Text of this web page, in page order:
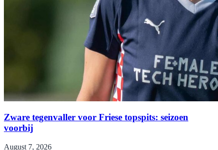
Zware tegenvaller voor Friese topspits: seizoen
voorbij
August 7, 2026